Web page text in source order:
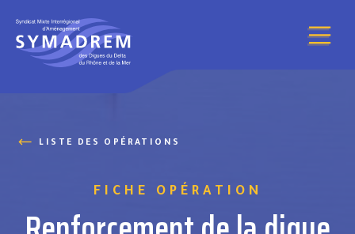
LISTE DES OPÉRATIONS
FICHE OPÉRATION